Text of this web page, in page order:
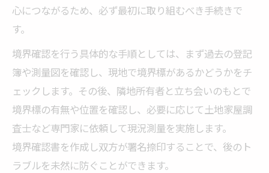
心につながるため、必ず最初に取り組むべき手続きで
す。
境界確認を行う具体的な手順としては、まず過去の登記
簿や測量図を確認し、現地で境界標があるかどうかをチ
ェックします。その後、隣地所有者と立ち会いのもとで
境界標の有無や位置を確認し、必要に応じて土地家屋調
査士など専門家に依頼して現況測量を実施します。
境界確認書を作成し双方が署名捺印することで、後のト
ラブルを未然に防ぐことができます。